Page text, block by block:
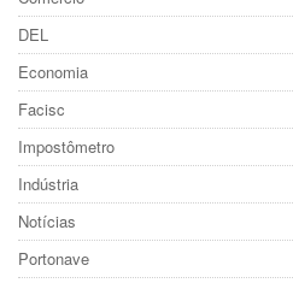
DEL
Economia
Facisc
Impostômetro
Indústria
Notícias
Portonave